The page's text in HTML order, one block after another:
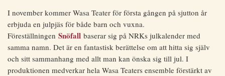
I november kommer Wasa Teater för första gången på sjutton år
erbjuda en julpjäs för både barn och vuxna.
Föreställningen Snöfall baserar sig på NRKs julkalender med
samma namn. Det är en fantastisk berättelse om att hitta sig själv
och sitt sammanhang med allt man kan önska sig till jul. I
produktionen medverkar hela Wasa Teaters ensemble förstärkt av